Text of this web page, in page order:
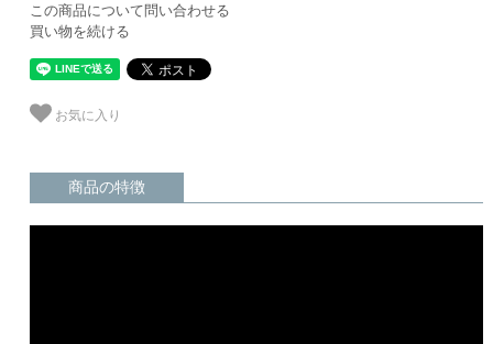
この商品について問い合わせる
買い物を続ける
お気に入り
商品の特徴